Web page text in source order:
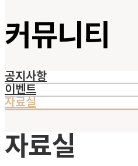
커뮤니티
공지사항
이벤트
자료실
자료실